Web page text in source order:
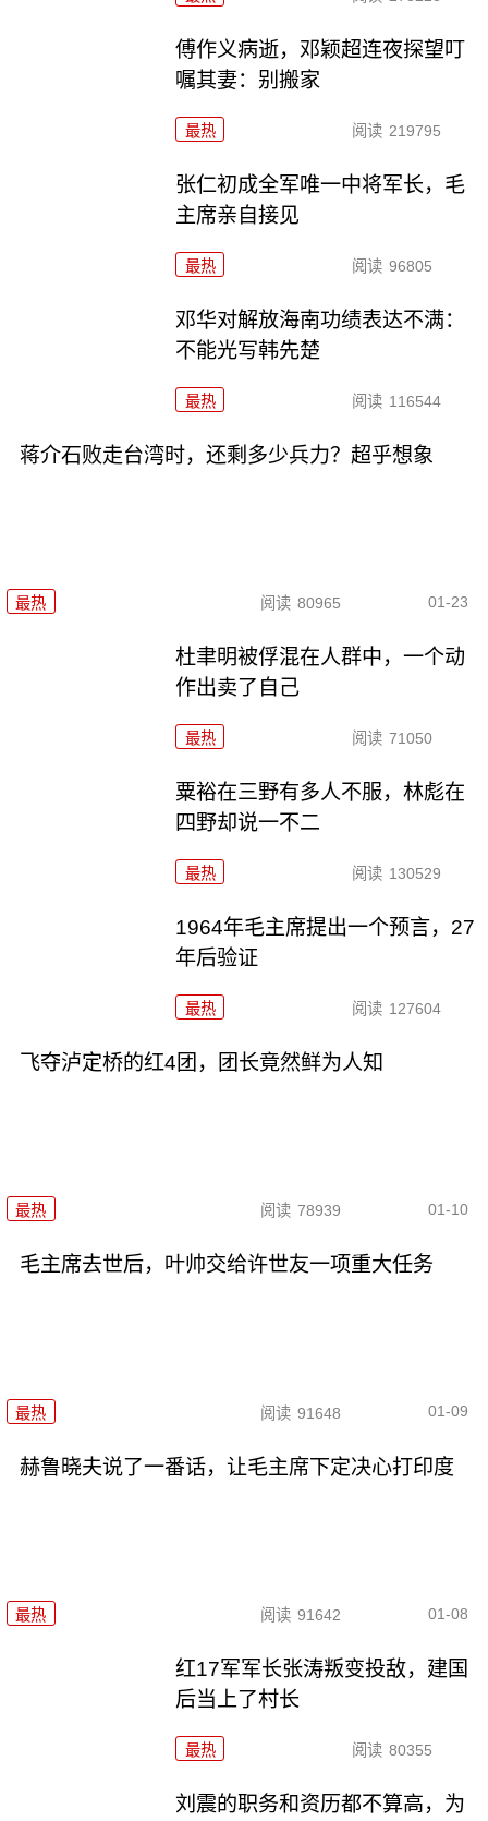
傅作义病逝，邓颖超连夜探望叮
嘱其妻：别搬家
最热 阅读 219795
张仁初成全军唯一中将军长，毛
主席亲自接见
最热 阅读 96805
邓华对解放海南功绩表达不满：
不能光写韩先楚
最热 阅读 116544
蒋介石败走台湾时，还剩多少兵力？超乎想象
最热 阅读 80965 01-23
杜聿明被俘混在人群中，一个动
作出卖了自己
最热 阅读 71050
粟裕在三野有多人不服，林彪在
四野却说一不二
最热 阅读 130529
1964年毛主席提出一个预言，27
年后验证
最热 阅读 127604
飞夺泸定桥的红4团，团长竟然鲜为人知
最热 阅读 78939 01-10
毛主席去世后，叶帅交给许世友一项重大任务
最热 阅读 91648 01-09
赫鲁晓夫说了一番话，让毛主席下定决心打印度
最热 阅读 91642 01-08
红17军军长张涛叛变投敌，建国
后当上了村长
最热 阅读 80355
刘震的职务和资历都不算高，为